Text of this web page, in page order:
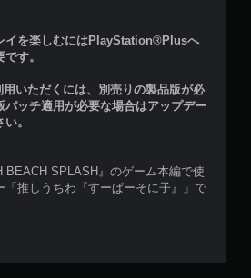
イを楽しむにはPlayStation®Plusへ
す。
いただくには、別売りの製品版が必
パッチ適用が必要な場合はアップデー
。
BEACH SPLASH』のゲーム本編で使
「推しうちわ『すーぱーそに子』」で